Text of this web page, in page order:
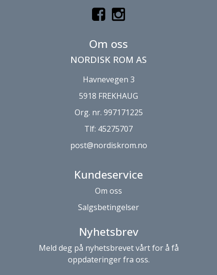
Om oss
NORDISK ROM AS
Havnevegen 3
5918 FREKHAUG
Org. nr. 997171225
Tlf: 45275707
post@nordiskrom.no
Kundeservice
Om oss
Salgsbetingelser
Nyhetsbrev
Meld deg på nyhetsbrevet vårt for å få
oppdateringer fra oss.